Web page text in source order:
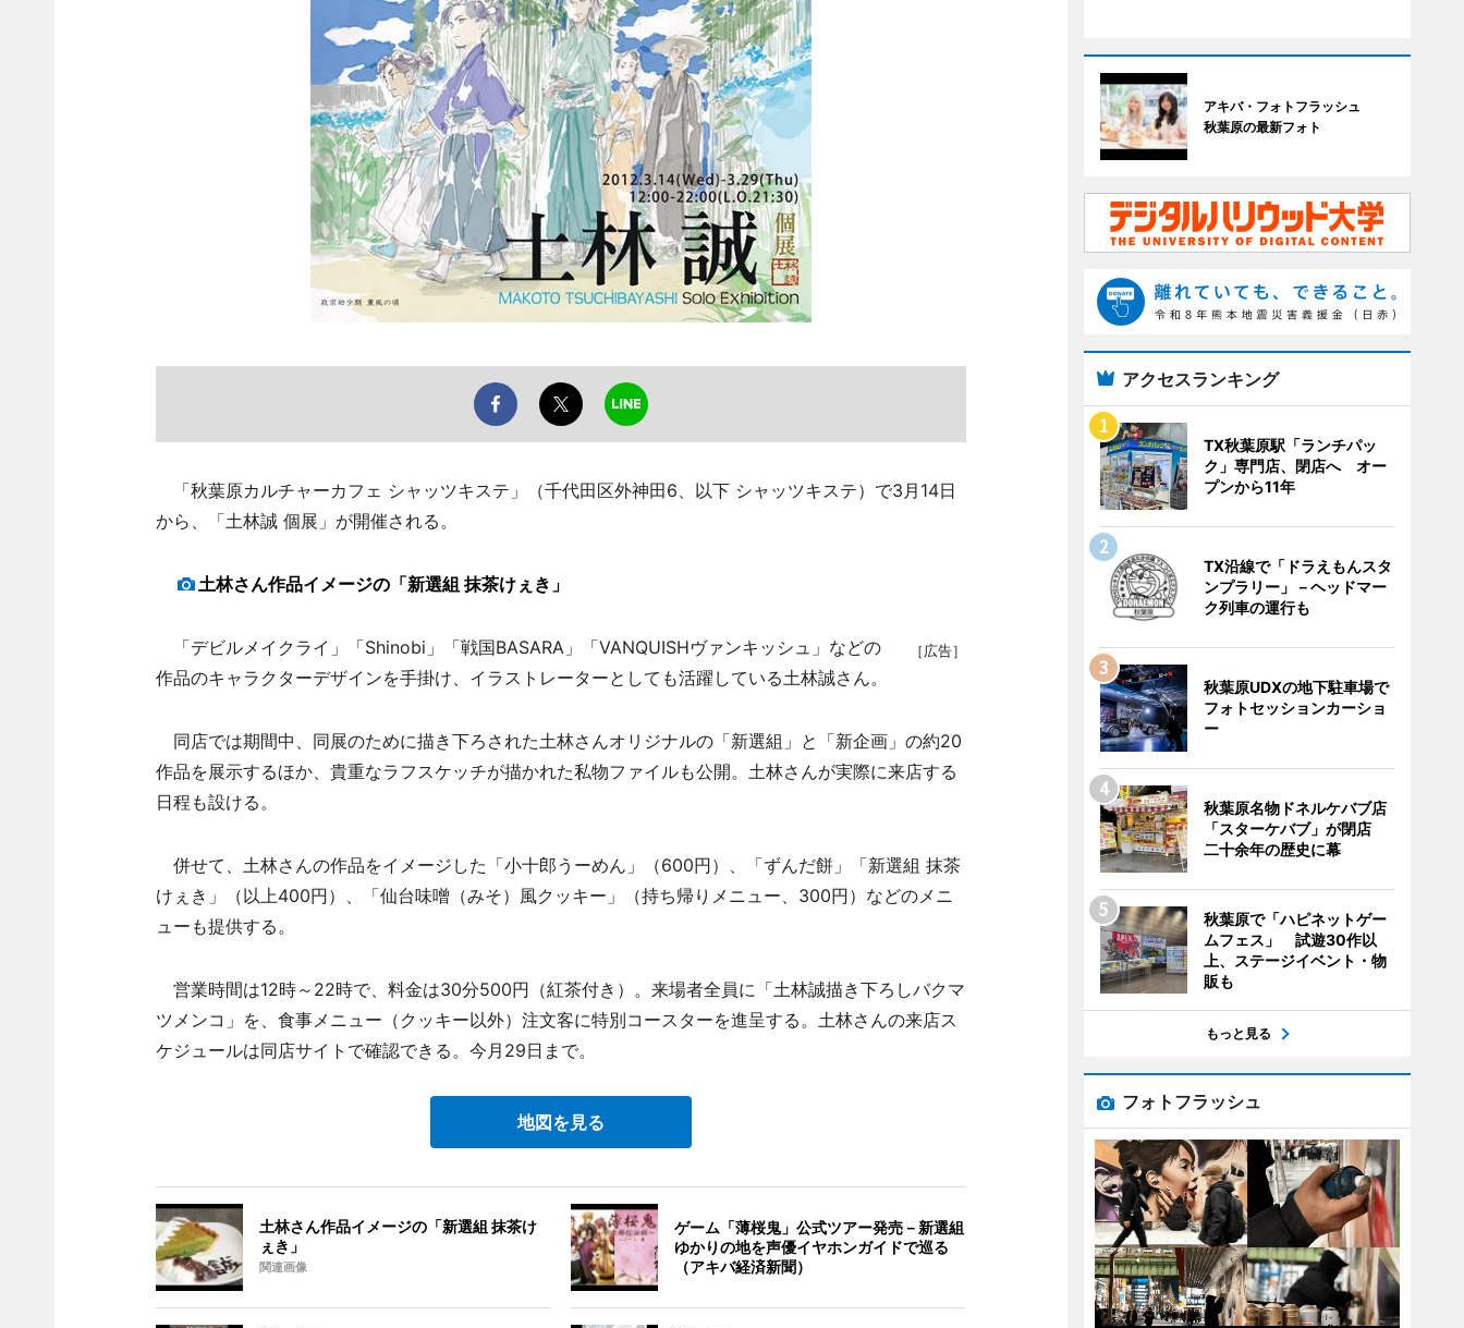
「秋葉原カルチャーカフェ シャッツキステ」（千代田区外神田6、以下 シャッツキステ）で3月14日
から、「土林誠 個展」が開催される。
土林さん作品イメージの「新選組 抹茶けぇき」
［広告］
「デビルメイクライ」「Shinobi」「戦国BASARA」「VANQUISHヴァンキッシュ」などの
作品のキャラクターデザインを手掛け、イラストレーターとしても活躍している土林誠さん。
同店では期間中、同展のために描き下ろされた土林さんオリジナルの「新選組」と「新企画」の約20
作品を展示するほか、貴重なラフスケッチが描かれた私物ファイルも公開。土林さんが実際に来店する
日程も設ける。
併せて、土林さんの作品をイメージした「小十郎うーめん」（600円）、「ずんだ餅」「新選組 抹茶
けぇき」（以上400円）、「仙台味噌（みそ）風クッキー」（持ち帰りメニュー、300円）などのメニ
ューも提供する。
営業時間は12時～22時で、料金は30分500円（紅茶付き）。来場者全員に「土林誠描き下ろしバクマ
ツメンコ」を、食事メニュー（クッキー以外）注文客に特別コースターを進呈する。土林さんの来店ス
ケジュールは同店サイトで確認できる。今月29日まで。
地図を見る
土林さん作品イメージの「新選組 抹茶け
ぇき」
関連画像
ゲーム「薄桜鬼」公式ツアー発売－新選組
ゆかりの地を声優イヤホンガイドで巡る
（アキバ経済新聞）
アキバ・フォトフラッシュ
秋葉原の最新フォト
アクセスランキング
TX秋葉原駅「ランチパッ
ク」専門店、閉店へ オー
プンから11年
TX沿線で「ドラえもんスタ
ンプラリー」－ヘッドマー
ク列車の運行も
秋葉原UDXの地下駐車場で
フォトセッションカーショ
ー
秋葉原名物ドネルケバブ店
「スターケバブ」が閉店
二十余年の歴史に幕
秋葉原で「ハピネットゲー
ムフェス」 試遊30作以
上、ステージイベント・物
販も
もっと見る
フォトフラッシュ